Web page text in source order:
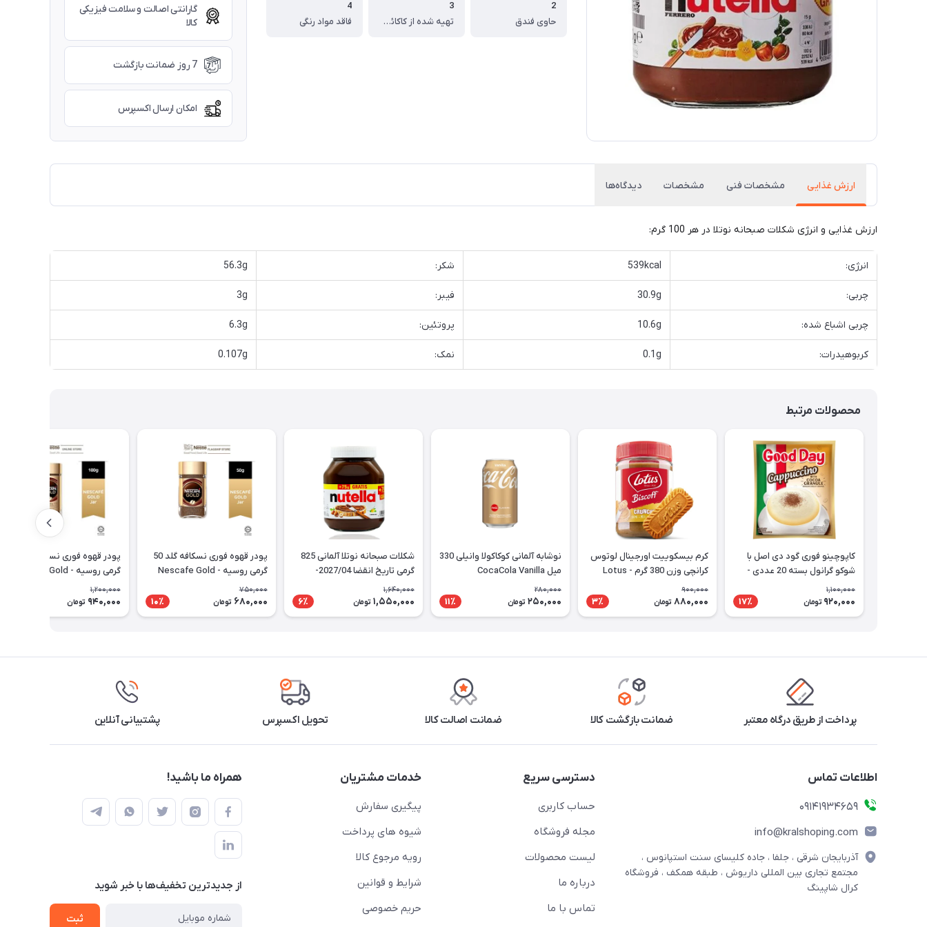
2
حاوی فندق
3
تهیه شده از کاکائو مرغوب
4
فاقد مواد رنگی
گارانتی اصالت و سلامت فیزیکی
کالا
7 روز ضمانت بازگشت
امکان ارسال اکسپرس
ارزش غذایی مشخصات فنی مشخصات دیدگاه‌ها
ارزش غذایی و انرژی شکلات صبحانه نوتلا در هر 100 گرم:
انرژی: 539kcal شکر: 56.3g
چربی: 30.9g فیبر: 3g
چربی اشباع شده: 10.6g پروتئین: 6.3g
کربوهیدرات: 0.1g نمک: 0.107g
محصولات مرتبط
کاپوچینو فوری گود دی اصل با
شوکو گرانول بسته 20 عددی -
Good Day Cappuccino
1,100,000
920,000 تومان 17٪
کرم بیسکوییت اورجینال لوتوس
کرانچی وزن 380 گرم - Lotus
900,000
880,000 تومان 3٪
نوشابه آلمانی کوکاکولا وانیلی 330
میل CocaCola Vanilla
280,000
250,000 تومان 11٪
شکلات صبحانه نوتلا آلمانی 825
گرمی تاریخ انقضا 2027/04-
Nutella
1,640,000
1,550,000 تومان 6٪
پودر قهوه فوری نسکافه گلد 50
گرمی روسیه - Nescafe Gold
Instant Coffee
750,000
680,000 تومان 10٪
گرمی روسیه - Nescafe Gold
Instant Coffee
1,200,000
940,000 تومان
پرداخت از طریق درگاه معتبر ضمانت بازگشت کالا ضمانت اصالت کالا تحویل اکسپرس پشتیبانی آنلاین
اطلاعات تماس
09141934659
info@kralshoping.com
آذربایجان شرقی ، جلفا ، جاده کلیسای سنت استپانوس ،
مجتمع تجاری بین المللی داریوش ، طبقه همکف ، فروشگاه
کرال شاپینگ
دسترسی سریع
حساب کاربری
مجله فروشگاه
لیست محصولات
درباره ما
تماس با ما
خدمات مشتریان
پیگیری سفارش
شیوه های پرداخت
رویه مرجوع کالا
شرایط و قوانین
حریم خصوصی
همراه ما باشید!
از جدید‌ترین تخفیف‌ها با‌ خبر شوید
ثبت